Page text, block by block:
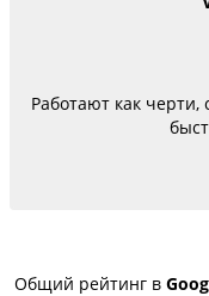
Работают как черти,
Общий рейтинг в